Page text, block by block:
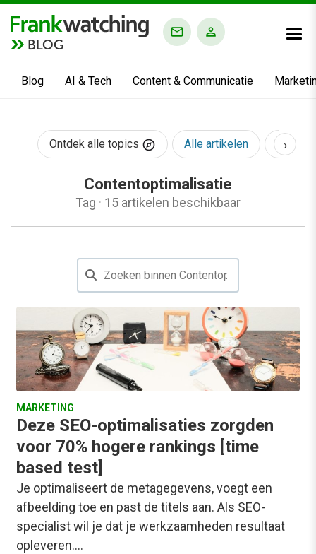
BLOG
Blog AI & Tech Content & Communicatie
Ontdek alle topics Alle artikelen AI &
›
Contentoptimalisatie
Tag · 15 artikelen beschikbaar
MARKETING
Deze SEO-optimalisaties zorgden
voor 70% hogere rankings [time
based test]
Je optimaliseert de metagegevens, voegt een
afbeelding toe en past de titels aan. Als SEO-
specialist wil je dat je werkzaamheden resultaat
opleveren.…